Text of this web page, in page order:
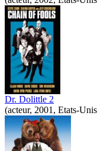
Dr. Dolittle 2
(acteur, 2001, Etats-